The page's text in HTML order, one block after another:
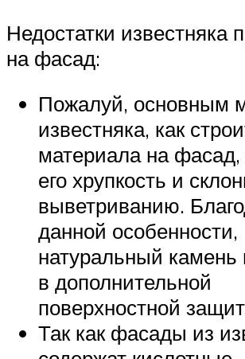
Недостатки известняка
на фасад:
Пожалуй, основным
известняка, как
материала на фасад,
его хрупкость и
выветриванию.
данной особенности,
натуральный камень
в дополнительной
поверхностной
Так как фасады из